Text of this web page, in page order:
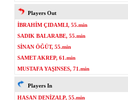
Players Out
İBRAHİM ÇIDAMLI, 55.min
SADIK BALARABE, 55.min
SİNAN ÖĞÜT, 55.min
SAMET AKREP, 61.min
MUSTAFA YAŞINSES, 71.min
Players In
HASAN DENİZALP, 55.min